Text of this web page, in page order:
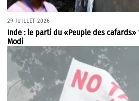
29 JUILLET 2026
Inde : le parti du «Peuple des
Modi